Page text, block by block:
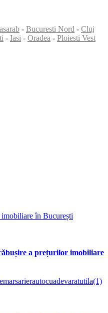
- Bucuresti Nord - Cluj
- Iasi - Oradea - Ploiesti Vest
a prețurilor imobiliare